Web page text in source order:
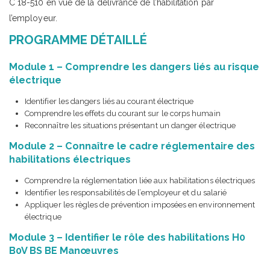
C 18-510 en vue de la délivrance de l’habilitation par
l’employeur.
PROGRAMME DÉTAILLÉ
Module 1 – Comprendre les dangers liés au risque
électrique
Identifier les dangers liés au courant électrique
Comprendre les effets du courant sur le corps humain
Reconnaître les situations présentant un danger électrique
Module 2 – Connaître le cadre réglementaire des
habilitations électriques
Comprendre la réglementation liée aux habilitations électriques
Identifier les responsabilités de l’employeur et du salarié
Appliquer les règles de prévention imposées en environnement
électrique
Module 3 – Identifier le rôle des habilitations H0
B0V BS BE Manœuvres